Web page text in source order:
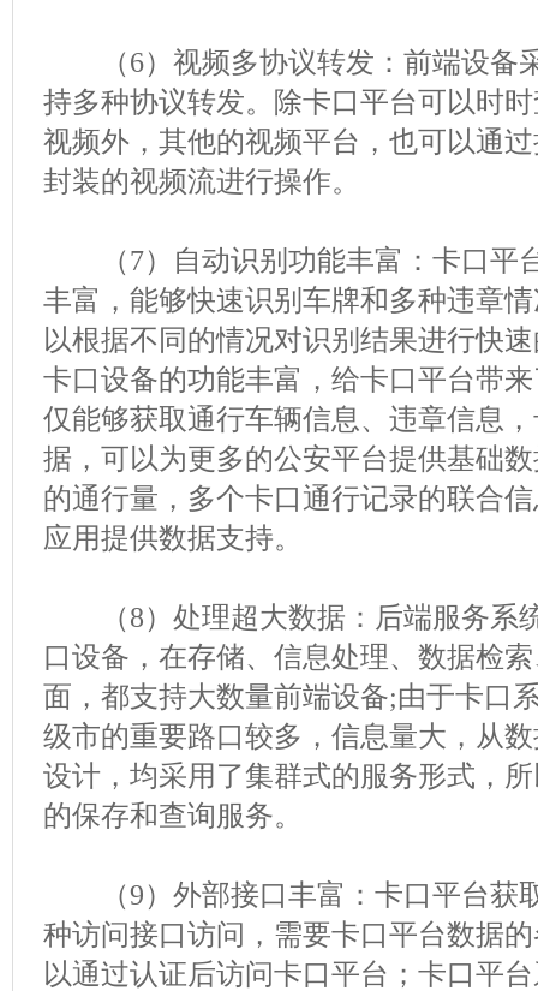
（6）视频多协议转发：前端设备
持多种协议转发。除卡口平台可以时
视频外，其他的视频平台，也可以通
封装的视频流进行操作。
（7）自动识别功能丰富：卡口平
丰富，能够快速识别车牌和多种违章
以根据不同的情况对识别结果进行快
卡口设备的功能丰富，给卡口平台带
仅能够获取通行车辆信息、违章信息
据，可以为更多的公安平台提供基础
的通行量，多个卡口通行记录的联合
应用提供数据支持。
（8）处理超大数据：后端服务系
口设备，在存储、信息处理、数据检
面，都支持大数量前端设备;由于卡口
级市的重要路口较多，信息量大，从
设计，均采用了集群式的服务形式，
的保存和查询服务。
（9）外部接口丰富：卡口平台获
种访问接口访问，需要卡口平台数据
以通过认证后访问卡口平台；卡口平